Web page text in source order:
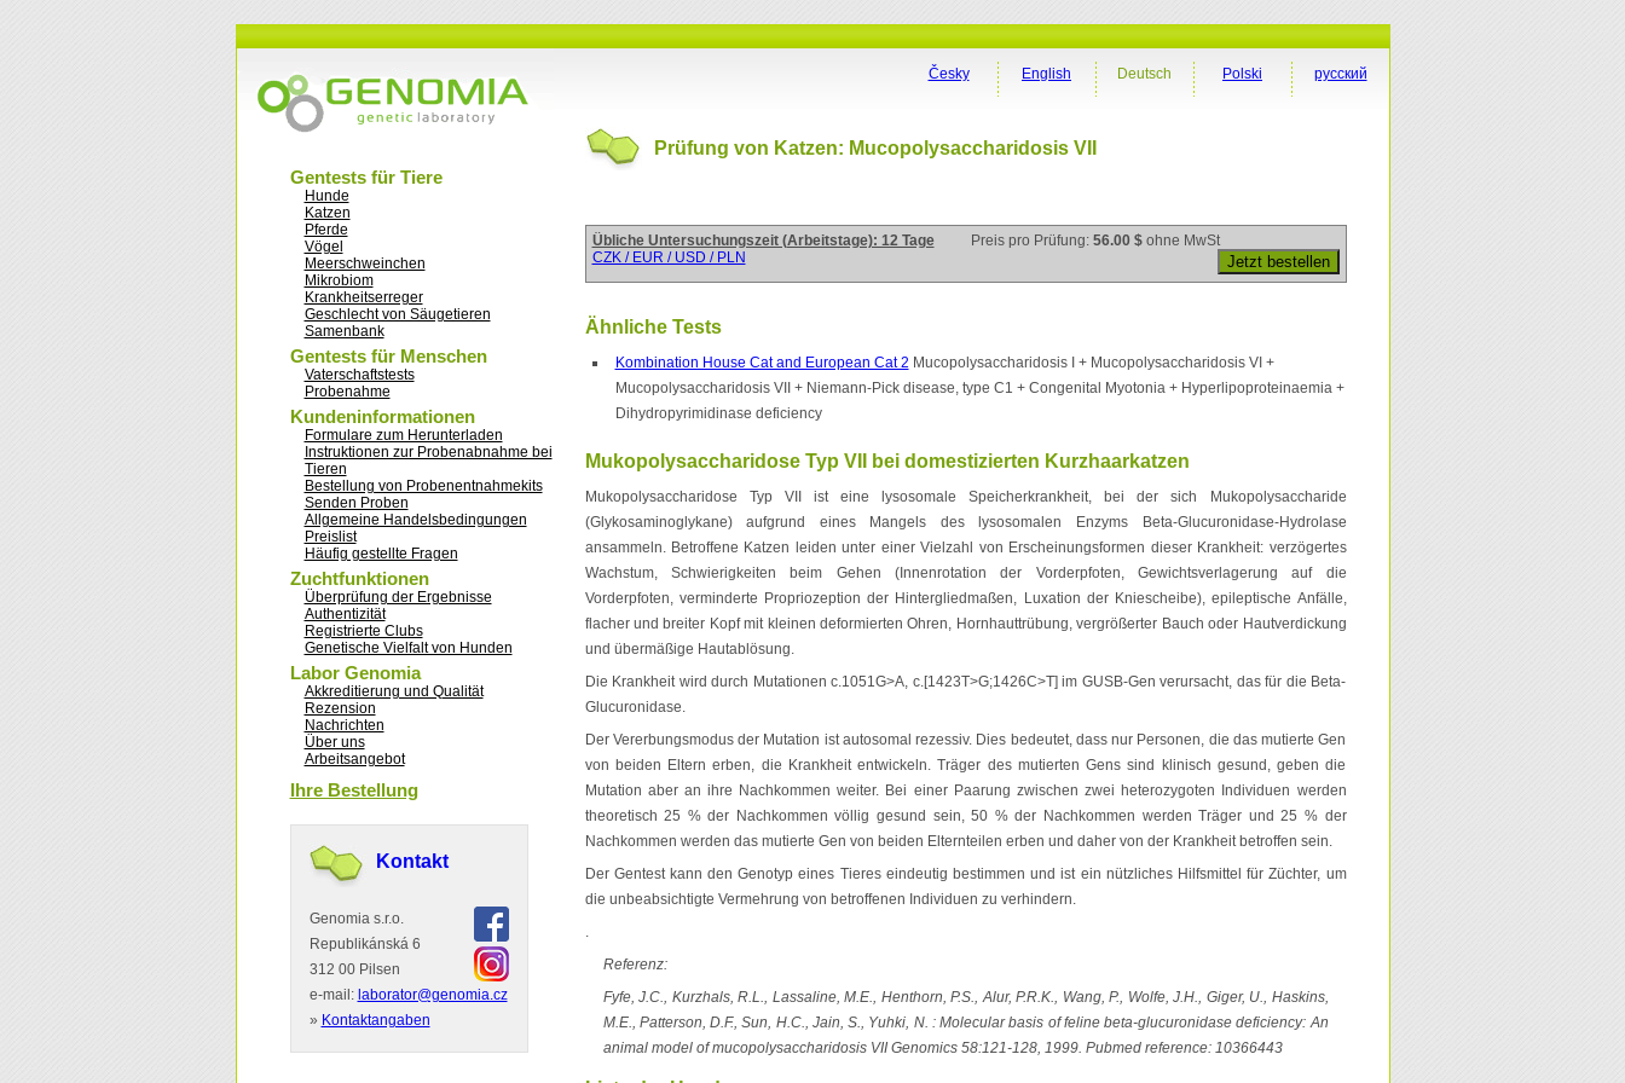
Gentests für Tiere
Hunde
Katzen
Pferde
Vögel
Meerschweinchen
Mikrobiom
Krankheitserreger
Geschlecht von Säugetieren
Samenbank
Gentests für Menschen
Vaterschaftstests
Probenahme
Kundeninformationen
Formulare zum Herunterladen
Instruktionen zur Probenabnahme bei
Tieren
Bestellung von Probenentnahmekits
Senden Proben
Allgemeine Handelsbedingungen
Preislist
Häufig gestellte Fragen
Zuchtfunktionen
Überprüfung der Ergebnisse
Authentizität
Registrierte Clubs
Genetische Vielfalt von Hunden
Labor Genomia
Akkreditierung und Qualität
Rezension
Nachrichten
Über uns
Arbeitsangebot
Ihre Bestellung
Kontakt
Genomia s.r.o.
Republikánská 6
312 00 Pilsen
e-mail: laborator@genomia.cz
» Kontaktangaben
русский
Polski
Deutsch
English
Česky
Prüfung von Katzen: Mucopolysaccharidosis VII
Übliche Untersuchungszeit (Arbeitstage): 12 Tage Preis pro Prüfung: 56.00 $ ohne MwSt
CZK / EUR / USD / PLN
Ähnliche Tests
Kombination House Cat and European Cat 2 Mucopolysaccharidosis I + Mucopolysaccharidosis VI +
Mucopolysaccharidosis VII + Niemann-Pick disease, type C1 + Congenital Myotonia + Hyperlipoproteinaemia +
Dihydropyrimidinase deficiency
Mukopolysaccharidose Typ VII bei domestizierten Kurzhaarkatzen
Mukopolysaccharidose Typ VII ist eine lysosomale Speicherkrankheit, bei der sich Mukopolysaccharide
(Glykosaminoglykane) aufgrund eines Mangels des lysosomalen Enzyms Beta-Glucuronidase-Hydrolase
ansammeln. Betroffene Katzen leiden unter einer Vielzahl von Erscheinungsformen dieser Krankheit: verzögertes
Wachstum, Schwierigkeiten beim Gehen (Innenrotation der Vorderpfoten, Gewichtsverlagerung auf die
Vorderpfoten, verminderte Propriozeption der Hintergliedmaßen, Luxation der Kniescheibe), epileptische Anfälle,
flacher und breiter Kopf mit kleinen deformierten Ohren, Hornhauttrübung, vergrößerter Bauch oder Hautverdickung
und übermäßige Hautablösung.
Die Krankheit wird durch Mutationen c.1051G>A, c.[1423T>G;1426C>T] im GUSB-Gen verursacht, das für die Beta-
Glucuronidase.
Der Vererbungsmodus der Mutation ist autosomal rezessiv. Dies bedeutet, dass nur Personen, die das mutierte Gen
von beiden Eltern erben, die Krankheit entwickeln. Träger des mutierten Gens sind klinisch gesund, geben die
Mutation aber an ihre Nachkommen weiter. Bei einer Paarung zwischen zwei heterozygoten Individuen werden
theoretisch 25 % der Nachkommen völlig gesund sein, 50 % der Nachkommen werden Träger und 25 % der
Nachkommen werden das mutierte Gen von beiden Elternteilen erben und daher von der Krankheit betroffen sein.
Der Gentest kann den Genotyp eines Tieres eindeutig bestimmen und ist ein nützliches Hilfsmittel für Züchter, um
die unbeabsichtigte Vermehrung von betroffenen Individuen zu verhindern.
.
Referenz:
Fyfe, J.C., Kurzhals, R.L., Lassaline, M.E., Henthorn, P.S., Alur, P.R.K., Wang, P., Wolfe, J.H., Giger, U., Haskins,
M.E., Patterson, D.F., Sun, H.C., Jain, S., Yuhki, N. : Molecular basis of feline beta-glucuronidase deficiency: An
animal model of mucopolysaccharidosis VII Genomics 58:121-128, 1999. Pubmed reference: 10366443